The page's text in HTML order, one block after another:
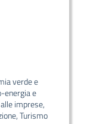
verde e
energia e
imprese,
Turismo